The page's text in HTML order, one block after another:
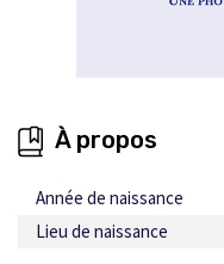
À propos
Année de naissance
Lieu de naissance